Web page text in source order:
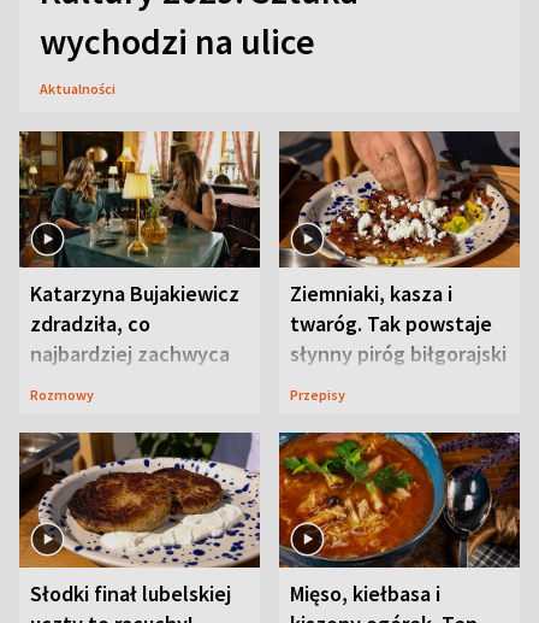
wychodzi na ulice
Aktualności
Katarzyna Bujakiewicz
zdradziła, co
najbardziej zachwyca
ją w Lublinie
Rozmowy
Ziemniaki, kasza i
twaróg. Tak powstaje
słynny piróg biłgorajski
Przepisy
Słodki finał lubelskiej
Mięso, kiełbasa i